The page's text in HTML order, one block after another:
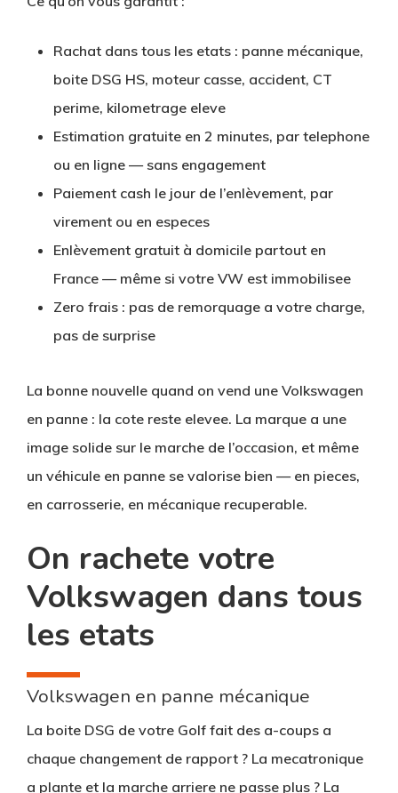
Rachat dans tous les etats : panne mécanique,
boite DSG HS, moteur casse, accident, CT
perime, kilometrage eleve
Estimation gratuite en 2 minutes, par telephone
ou en ligne — sans engagement
Paiement cash le jour de l’enlèvement, par
virement ou en especes
Enlèvement gratuit à domicile partout en
France — même si votre VW est immobilisee
Zero frais : pas de remorquage a votre charge,
pas de surprise
La bonne nouvelle quand on vend une Volkswagen
en panne : la cote reste elevee. La marque a une
image solide sur le marche de l’occasion, et même
un véhicule en panne se valorise bien — en pieces,
en carrosserie, en mécanique recuperable.
On rachete votre
Volkswagen dans tous
les etats
Volkswagen en panne mécanique
La boite DSG de votre Golf fait des a-coups a
chaque changement de rapport ? La mecatronique
a plante et la marche arriere ne passe plus ? La